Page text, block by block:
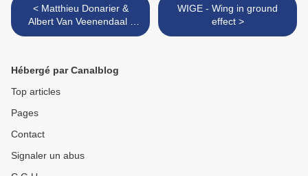
< Matthieu Donarier &
Albert Van Veenendaal -
The Visibles Ones
WIGE - Wing in ground
effect >
Hébergé par Canalblog
Top articles
Pages
Contact
Signaler un abus